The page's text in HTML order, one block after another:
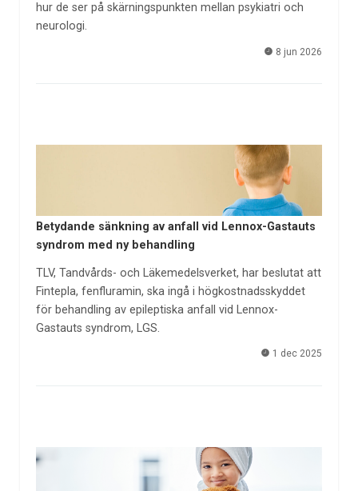
hur de ser på skärningspunkten mellan psykiatri och
neurologi.
8 jun 2026
Betydande sänkning av anfall vid Lennox-Gastauts
syndrom med ny behandling
TLV, Tandvårds- och Läkemedelsverket, har beslutat att
Fintepla, fenfluramin, ska ingå i högkostnadsskyddet
för behandling av epileptiska anfall vid Lennox-
Gastauts syndrom, LGS.
1 dec 2025